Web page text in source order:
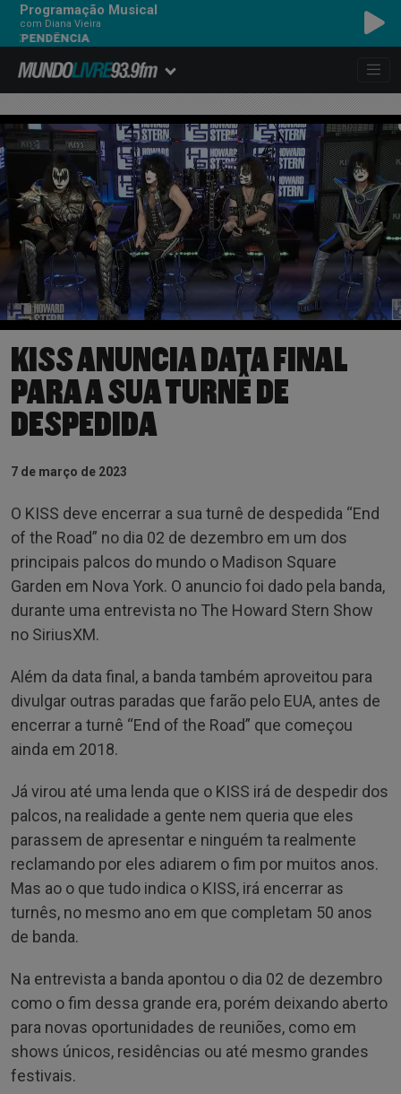
Programação Musical
com Diana Vieira
CAPITAL INICIAL -
KISS ANUNCIA DATA FINAL
PARA A SUA TURNÊ DE
DESPEDIDA
7 de março de 2023
O KISS deve encerrar a sua turnê de despedida “End
of the Road” no dia 02 de dezembro em um dos
principais palcos do mundo o Madison Square
Garden em Nova York. O anuncio foi dado pela banda,
durante uma entrevista no The Howard Stern Show
no SiriusXM.
Além da data final, a banda também aproveitou para
divulgar outras paradas que farão pelo EUA, antes de
encerrar a turnê “End of the Road” que começou
ainda em 2018.
Já virou até uma lenda que o KISS irá de despedir dos
palcos, na realidade a gente nem queria que eles
parassem de apresentar e ninguém ta realmente
reclamando por eles adiarem o fim por muitos anos.
Mas ao o que tudo indica o KISS, irá encerrar as
turnês, no mesmo ano em que completam 50 anos
de banda.
Na entrevista a banda apontou o dia 02 de dezembro
como o fim dessa grande era, porém deixando aberto
para novas oportunidades de reuniões, como em
shows únicos, residências ou até mesmo grandes
festivais.